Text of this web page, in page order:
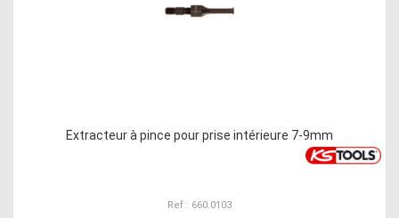
Extracteur à pince pour prise intérieure 7-9mm
Ref : 660.0103